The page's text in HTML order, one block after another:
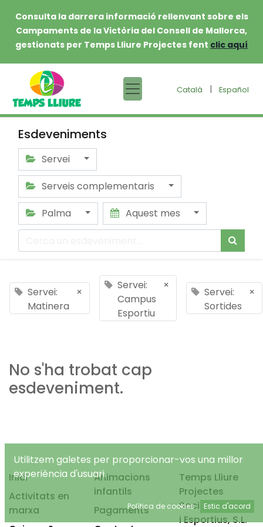
Consulta la darrera informació rellenvant sobre els
Campaments de la Victòria del Consell de Mallorca,
gestionats per Temps Lliure Projectes fent clic aquí
Català | Español
Esdeveniments
Servei
Serveis complementaris
Palma
Aquest mes
Servei:
Matinera
×
Servei:
Campus
Esportiu
×
Servei:
Sortides
×
No s'ha trobat cap
esdeveniment.
Inici
Activitats en
marxa
Animacions
infantils
Pagaments
Temps Lliure
Projectes
Socioeducatius
i Esportius, S.L.
Utilitzem galetes per proporcionar-vos una millor
experiència d'usuari.
Política de cookies Estic d'acord